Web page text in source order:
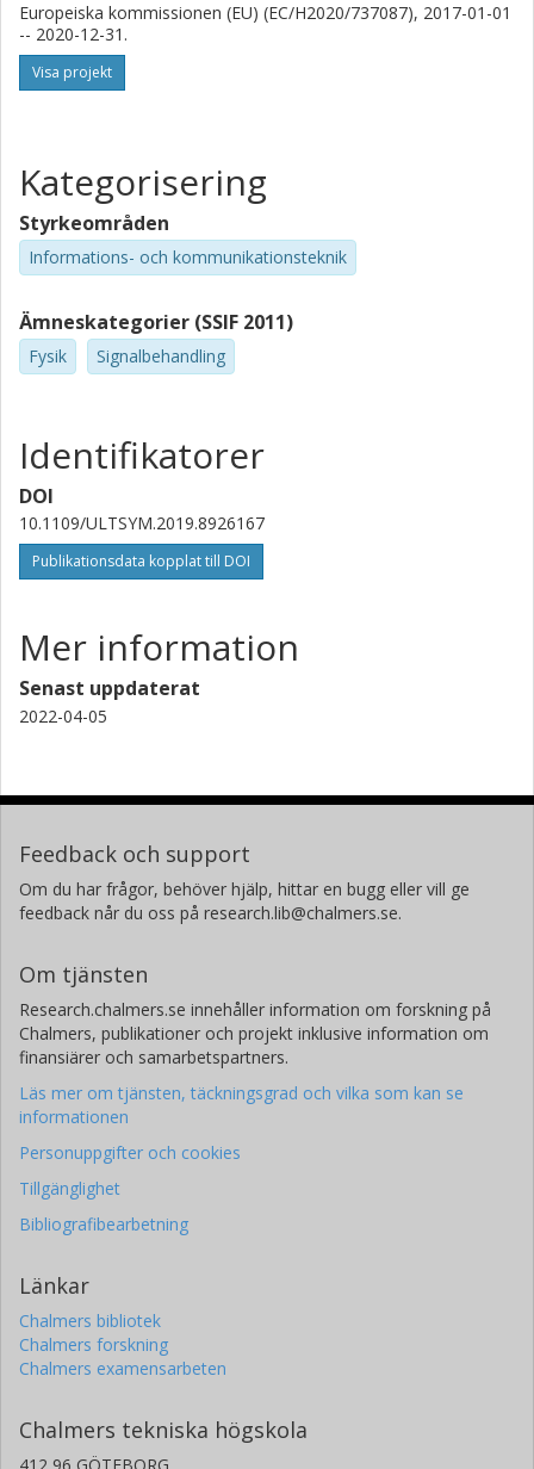
Europeiska kommissionen (EU) (EC/H2020/737087), 2017-01-01
-- 2020-12-31.
Visa projekt
Kategorisering
Styrkeområden
Informations- och kommunikationsteknik
Ämneskategorier (SSIF 2011)
Fysik Signalbehandling
Identifikatorer
DOI
10.1109/ULTSYM.2019.8926167
Publikationsdata kopplat till DOI
Mer information
Senast uppdaterat
2022-04-05
Feedback och support
Om du har frågor, behöver hjälp, hittar en bugg eller vill ge
feedback når du oss på research.lib@chalmers.se.
Om tjänsten
Research.chalmers.se innehåller information om forskning på
Chalmers, publikationer och projekt inklusive information om
finansiärer och samarbetspartners.
Läs mer om tjänsten, täckningsgrad och vilka som kan se
informationen
Personuppgifter och cookies
Tillgänglighet
Bibliografibearbetning
Länkar
Chalmers bibliotek
Chalmers forskning
Chalmers examensarbeten
Chalmers tekniska högskola
412 96 GÖTEBORG